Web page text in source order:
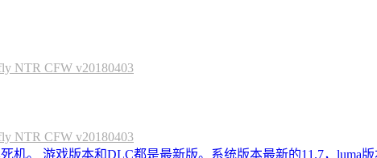
NTR CFW v20180403
NTR CFW v20180403
机。 游戏版本和DLC都是最新版。系统版本最新的11.7，luma